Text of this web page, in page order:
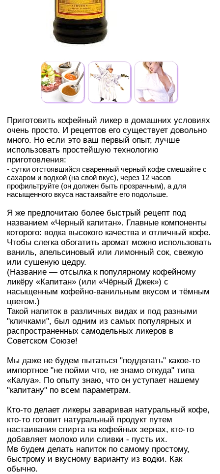
Приготовить кофейный ликер в домашних условиях
очень просто. И рецептов его существует довольно
много. Но если это ваш первый опыт, лучше
использовать простейшую технологию
приготовления:
- сутки отстоявшийся сваренный черный кофе смешайте с
сахаром и водкой (на свой вкус), через 12 часов
профильтруйте (он должен быть прозрачным), а для
насыщенного вкуса настаивайте его подольше.
Я же предпочитаю более быстрый рецепт под
названием «Черный капитан». Главные компоненты
которого: водка высокого качества и отличный кофе.
Чтобы слегка обогатить аромат можно использовать
ваниль, апельсиновый или лимонный сок, свежую
или сушеную цедру.
(Название — отсылка к популярному кофейному
ликёру «Капитан» (или «Чёрный Джек») с
насыщенным кофейно-ванильным вкусом и тёмным
цветом.)
Такой напиток в различных видах и под разными
"кличками", был одним из самых популярных и
распространенных самодельных ликеров в
Советском Союзе!
Мы даже не будем пытаться "подделать" какое-то
импортное "не пойми что, не знамо откуда" типа
«Калуа». По опыту знаю, что он уступает нашему
"капитану" по всем параметрам.
Кто-то делает ликеры заваривая натуральный кофе,
кто-то готовит натуральный продукт путем
настаивания спирта на кофейных зернах, кто-то
добавляет молоко или сливки - пусть их.
Мв будем делать напиток по самому простому,
быстрому и вкусному варианту из водки. Как
обычно.